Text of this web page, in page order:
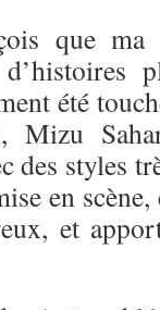
que
été
Mizu
des styles
en
et